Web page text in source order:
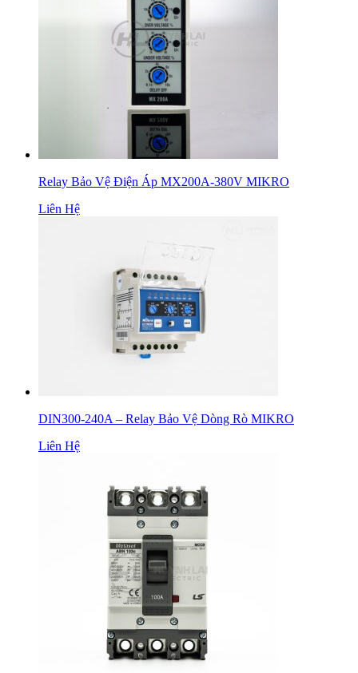
Relay Bảo Vệ Điện Áp MX200A-380V MIKRO
Liên Hệ
DIN300-240A – Relay Bảo Vệ Dòng Rò MIKRO
Liên Hệ